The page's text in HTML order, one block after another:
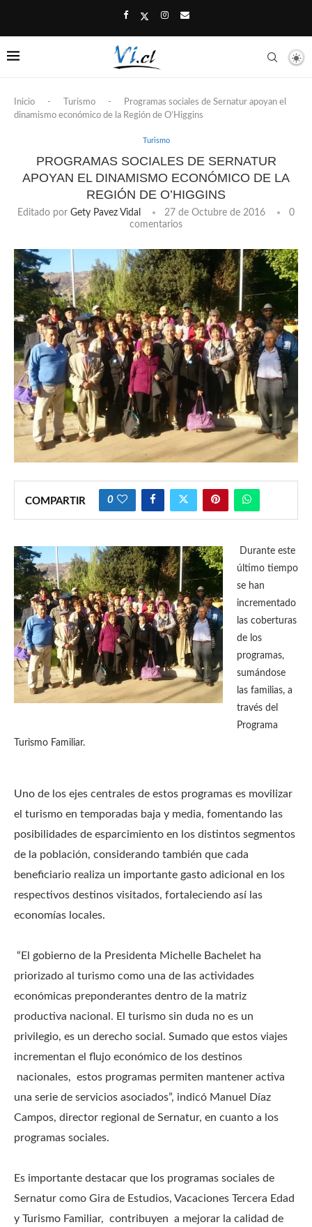
Inicio - Turismo -
Programas sociales de Sernatur apoyan el
dinamismo económico de la Región de O’Higgins
Turismo
PROGRAMAS SOCIALES DE SERNATUR
APOYAN EL DINAMISMO ECONÓMICO DE LA
REGIÓN DE O’HIGGINS
Editado por Gety Pavez Vidal 27 de Octubre de 2016
0
comentarios
COMPARTIR 0
Durante este
último tiempo
se han
incrementado
las coberturas
de los
programas,
sumándose
las familias, a
través del
Programa
Turismo Familiar.
Uno de los ejes centrales de estos programas es movilizar
el turismo en temporadas baja y media, fomentando las
posibilidades de esparcimiento en los distintos segmentos
de la población, considerando también que cada
beneficiario realiza un importante gasto adicional en los
respectivos destinos visitados, fortaleciendo así las
economías locales.
“El gobierno de la Presidenta Michelle Bachelet ha
priorizado al turismo como una de las actividades
económicas preponderantes dentro de la matriz
productiva nacional. El turismo sin duda no es un
privilegio, es un derecho social. Sumado que estos viajes
incrementan el flujo económico de los destinos
nacionales, estos programas permiten mantener activa
una serie de servicios asociados”, indicó Manuel Díaz
Campos, director regional de Sernatur, en cuanto a los
programas sociales.
Es importante destacar que los programas sociales de
Sernatur como Gira de Estudios, Vacaciones Tercera Edad
y Turismo Familiar, contribuyen a mejorar la calidad de